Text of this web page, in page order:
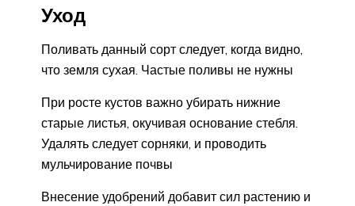
Уход
Поливать данный сорт следует, когда видно,
что земля сухая. Частые поливы не нужны
При росте кустов важно убирать нижние
старые листья, окучивая основание стебля.
Удалять следует сорняки, и проводить
мульчирование почвы
Внесение удобрений добавит сил растению и